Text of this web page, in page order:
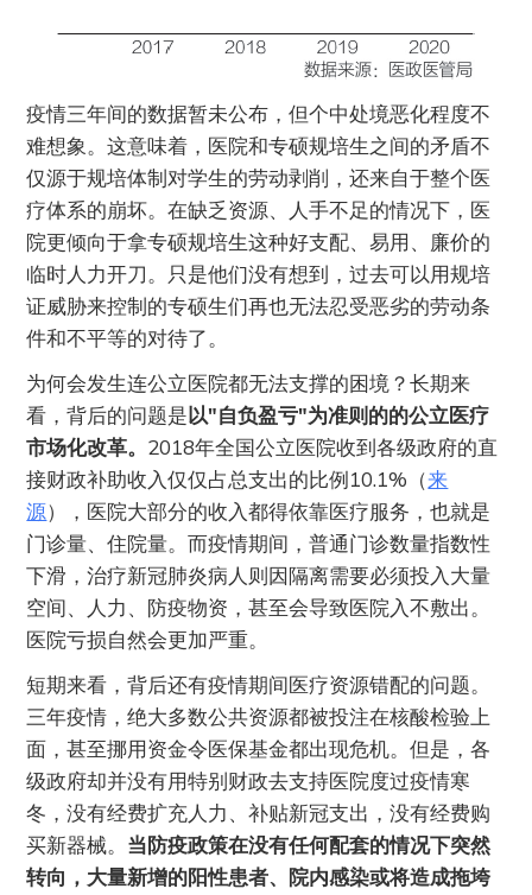
疫情三年间的数据暂未公布，但个中处境恶化程度不
难想象。这意味着，医院和专硕规培生之间的矛盾不
仅源于规培体制对学生的劳动剥削，还来自于整个医
疗体系的崩坏。在缺乏资源、人手不足的情况下，医
院更倾向于拿专硕规培生这种好支配、易用、廉价的
临时人力开刀。只是他们没有想到，过去可以用规培
证威胁来控制的专硕生们再也无法忍受恶劣的劳动条
件和不平等的对待了。
为何会发生连公立医院都无法支撑的困境？长期来
看，背后的问题是以"自负盈亏"为准则的的公立医疗
市场化改革。 2018年全国公立医院收到各级政府的直
接财政补助收入仅仅占总支出的比例10.1%（来
源），医院大部分的收入都得依靠医疗服务，也就是
门诊量、住院量。而疫情期间，普通门诊数量指数性
下滑，治疗新冠肺炎病人则因隔离需要必须投入大量
空间、人力、防疫物资，甚至会导致医院入不敷出。
医院亏损自然会更加严重。
短期来看，背后还有疫情期间医疗资源错配的问题。
三年疫情，绝大多数公共资源都被投注在核酸检验上
面，甚至挪用资金令医保基金都出现危机。但是，各
级政府却并没有用特别财政去支持医院度过疫情寒
冬，没有经费扩充人力、补贴新冠支出，没有经费购
买新器械。 当防疫政策在没有任何配套的情况下突然
转向，大量新增的阳性患者、院内感染或将造成拖垮